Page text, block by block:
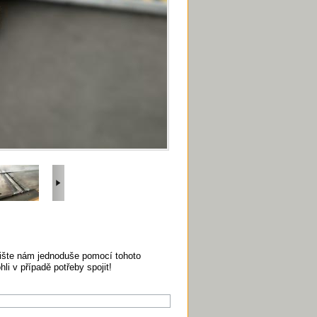
nám jednoduše pomocí tohoto
v případě potřeby spojit!